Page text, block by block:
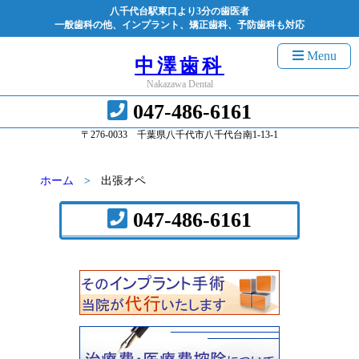
八千代台駅東口より3分の歯医者
一般歯科の他、インプラント、矯正歯科、予防歯科も対応
Menu
中澤歯科
Nakazawa Dental
047-486-6161
〒276-0033 千葉県八千代市八千代台南1-13-1
ホーム 出張オペ
047-486-6161